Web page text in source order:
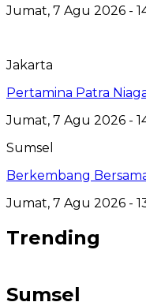
Jumat, 7 Agu 2026 -
Jakarta
Pertamina Patra
Jumat, 7 Agu 2026 -
Sumsel
Berkembang
Jumat, 7 Agu 2026 -
Trending
Sumsel